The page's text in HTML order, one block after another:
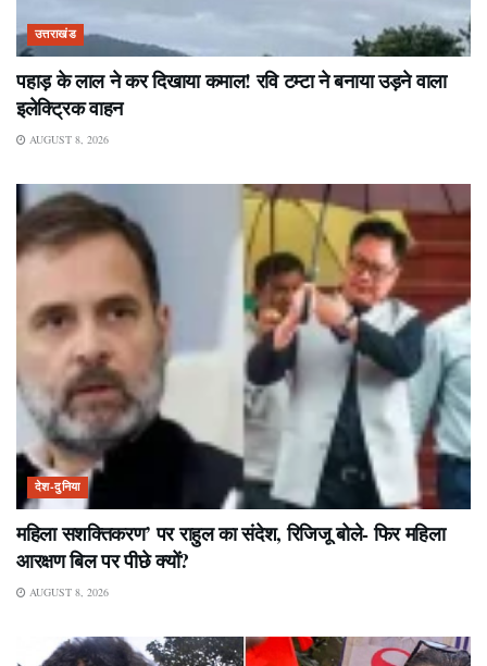
उत्तराखंड
पहाड़ के लाल ने कर दिखाया कमाल! रवि टम्टा ने बनाया उड़ने वाला
इलेक्ट्रिक वाहन
AUGUST 8, 2026
देश-दुनिया
महिला सशक्तिकरण’ पर राहुल का संदेश, रिजिजू बोले- फिर महिला
आरक्षण बिल पर पीछे क्यों?
AUGUST 8, 2026